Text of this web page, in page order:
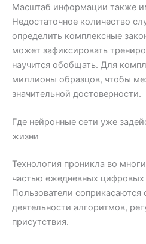
Масштаб информации также
Недостаточное количество
определить комплексные
может зафиксировать
научится обобщать. Для
миллионы образцов, чтобы
значительной достоверности.
Где нейронные сети уже
жизни
Технология проникла во
частью ежедневных цифровых
Пользователи соприкасаются
деятельности алгоритмов,
присутствия.